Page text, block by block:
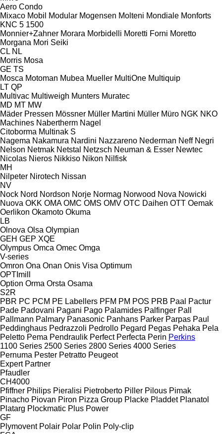
Aero Condo
Mixaco Mobil Modular Mogensen Molteni Mondiale Monforts
KNC 5 1500
Monnier+Zahner Morara Morbidelli Moretti Forni Moretto
Morgana Mori Seiki
CL NL
Morris Mosa
GE TS
Mosca Motoman Mubea Mueller MultiOne Multiquip
LT QP
Multivac Multiweigh Munters Muratec
MD MT MW
Mäder Pressen Mössner Müller Martini Müller Müro NGK NKO
Machines Nabertherm Nagel
Citoborma Multinak S
Nagema Nakamura Nardini Nazzareno Nederman Neff Negri
Nelson Netmak Netstal Netzsch Neuman & Esser Newtec
Nicolas Nieros Nikkiso Nikon Nilfisk
MH
Nilpeter Nirotech Nissan
NV
Nock Nord Nordson Norje Normag Norwood Nova Nowicki
Nuova OKK OMA OMC OMS OMV OTC Daihen OTT Oemak
Oerlikon Okamoto Okuma
LB
Olnova Olsa Olympian
GEH GEP XQE
Olympus Omca Omec Omga
V-series
Omron Ona Onan Onis Visa Optimum
OPTImill
Option Orma Orsta Osama
S2R
PBR PC PCM PE Labellers PFM PM POS PRB Paal
Pactur
Pade Padovani Pagani Pago Palamides Palfinger Pall
Pallmann Palmary Panasonic Panhans Parker Parpas Paul
Peddinghaus Pedrazzoli Pedrollo Pegard Pegas Pehaka Pela
Peletto Pema Pendraulik Perfect Perfecta Perin Perkins
1100 Series 2500 Series 2800 Series 4000 Series
Pernuma Pester Petratto Peugeot
Expert Partner
Pfaudler
CH4000
Pfiffner Philips Pieralisi Pietroberto Piller Pilous Pimak
Pinacho Piovan Piron Pizza Group Placke Pladdet Planatol
Platarg Plockmatic Plus Power
GF
Plymovent Polair Polar Polin Poly-clip